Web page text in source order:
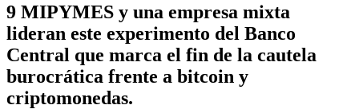
9 MIPYMES y una empresa mixta
lideran este experimento del Banco
Central que marca el fin de la cautela
burocrática frente a bitcoin y
criptomonedas.